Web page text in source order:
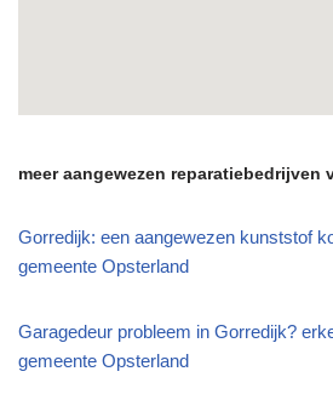
meer aangewezen reparatiebedrijven
Gorredijk: een aangewezen kunststof
gemeente Opsterland
Garagedeur probleem in Gorredijk?
gemeente Opsterland